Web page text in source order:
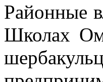
Районные
Школах